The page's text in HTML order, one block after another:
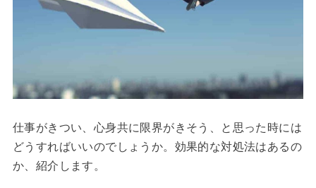
仕事がきつい、心身共に限界がきそう、と思った時には
どうすればいいのでしょうか。効果的な対処法はあるの
か、紹介します。